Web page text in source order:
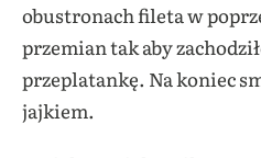
obustronach fileta w
przemian tak aby
przeplatankę. Na koniec
jajkiem.